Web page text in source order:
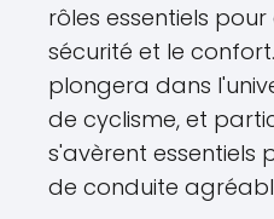
rôles essentiels
sécurité et le
plongera dans
de cyclisme, et
s'avèrent essentiels
de conduite